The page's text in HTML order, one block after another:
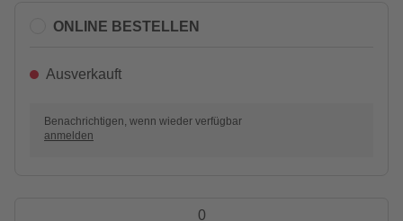
ONLINE BESTELLEN
Ausverkauft
Benachrichtigen, wenn wieder verfügbar
anmelden